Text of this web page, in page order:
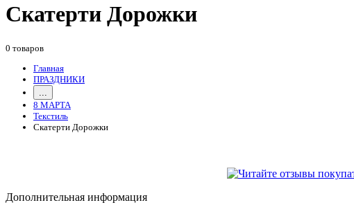
Скатерти Дорожки
0 товаров
Главная
ПРАЗДНИКИ
...
8 МАРТА
Текстиль
Скатерти Дорожки
Дополнительная информация